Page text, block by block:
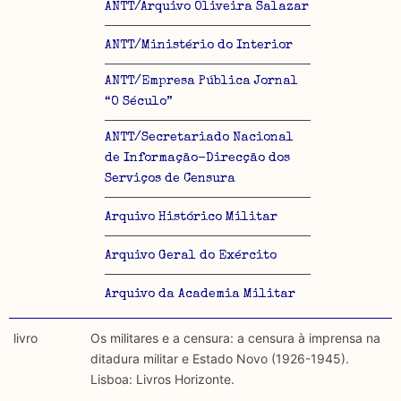
ANTT/Arquivo Oliveira Salazar
ANTT/Ministério do Interior
ANTT/Empresa Pública Jornal
“O Século”
ANTT/Secretariado Nacional
de Informação-Direcção dos
Serviços de Censura
Arquivo Histórico Militar
Arquivo Geral do Exército
Arquivo da Academia Militar
livro
Os militares e a censura: a censura à imprensa na
ditadura militar e Estado Novo (1926-1945).
Lisboa: Livros Horizonte.